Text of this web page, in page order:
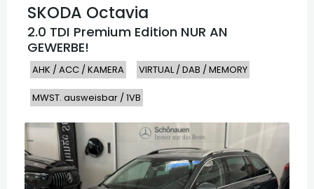
SKODA Octavia
2.0 TDI Premium Edition NUR AN
GEWERBE!
AHK / ACC / KAMERA VIRTUAL / DAB / MEMORY
MWST. ausweisbar / 1VB